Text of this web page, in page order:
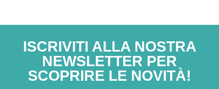
ISCRIVITI ALLA NOSTRA
NEWSLETTER PER
SCOPRIRE LE NOVITÀ!